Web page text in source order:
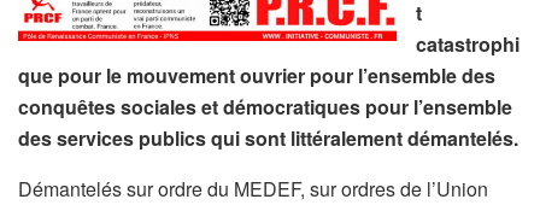
t
catastrophi
que pour le mouvement ouvrier pour l’ensemble des
conquêtes sociales et démocratiques pour l’ensemble
des services publics qui sont littéralement démantelés.
Démantelés sur ordre du MEDEF, sur ordres de l’Union